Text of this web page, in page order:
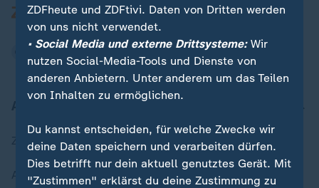
Zuletzt veröffentlicht
Aktuelle Sendungs-Videos
ZDFheute und ZDFtivi. Daten von Dritten werden
von uns nicht verwendet.
• Social Media und externe Drittsysteme:Wir
nutzen Social-Media-Tools und Dienste von
anderen Anbietern. Unter anderem um das Teilen
von Inhalten zu ermöglichen.
Du kannst entscheiden, für welche Zwecke wir
deine Daten speichern und verarbeiten dürfen.
Dies betrifft nur dein aktuell genutztes Gerät. Mit
"Zustimmen" erklärst du deine Zustimmung zu